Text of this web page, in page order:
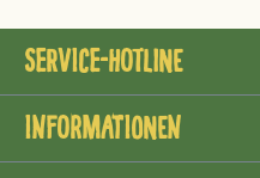
Service-Hotline
Informationen